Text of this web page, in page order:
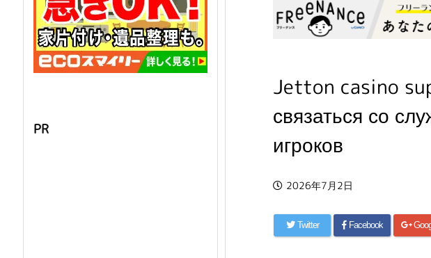
Jetton casino
связаться со
игроков
2026年7月2日
Twitter Facebook
PR